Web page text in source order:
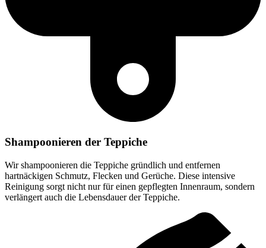
Shampoonieren der Teppiche
Wir shampoonieren die Teppiche gründlich und entfernen
hartnäckigen Schmutz, Flecken und Gerüche. Diese intensive
Reinigung sorgt nicht nur für einen gepflegten Innenraum, sondern
verlängert auch die Lebensdauer der Teppiche.